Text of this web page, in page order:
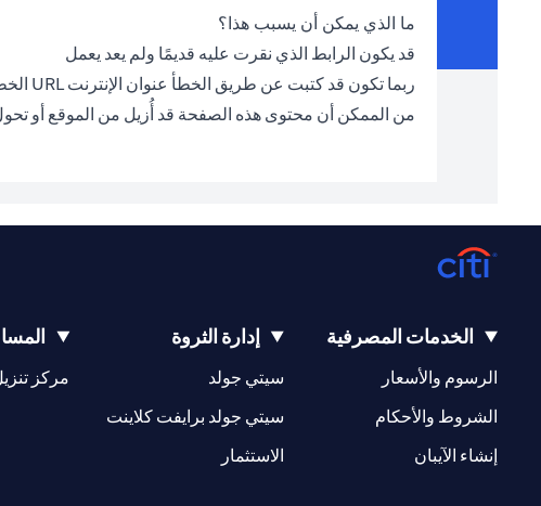
ما الذي يمكن أن يسبب هذا؟
قد يكون الرابط الذي نقرت عليه قديمًا ولم يعد يعمل
ربما تكون قد كتبت عن طريق الخطأ عنوان الإنترنت URL الخطأ في شريط العناوين
من الممكن أن محتوى هذه الصفحة قد أُزيل من الموقع أو
الخدمات المصرفية
الرسوم والأسعار
opens in a new tab
الشروط والأحكام opens in a new tab
إنشاء الآيبان opens in a new tab
إدارة الثروة
سيتي جولد opens in a new tab
سيتي جولد برايفت كلاينت
الاستثمار
مركز